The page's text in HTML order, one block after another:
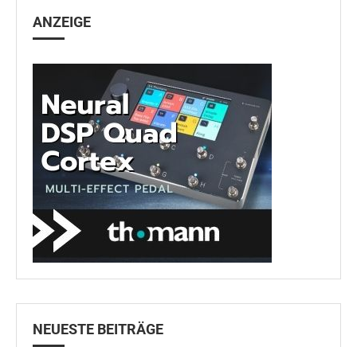
ANZEIGE
NEUESTE BEITRÄGE